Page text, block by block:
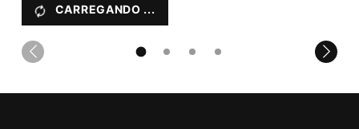
CARREGANDO ...